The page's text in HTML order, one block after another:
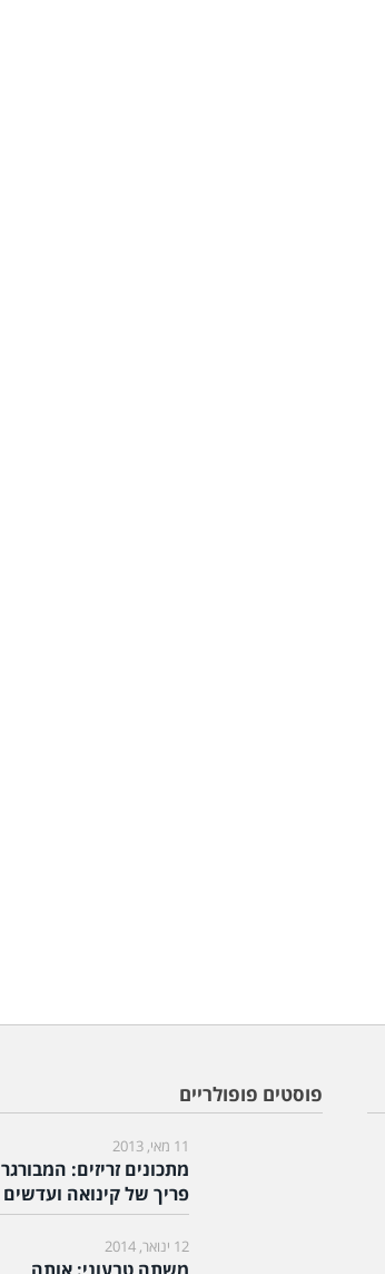
פוסטים פופולריים
11 מאי, 2013
מתכונים זריזים: המבורגר
פריך של קינואה ועדשים
12 ינואר, 2014